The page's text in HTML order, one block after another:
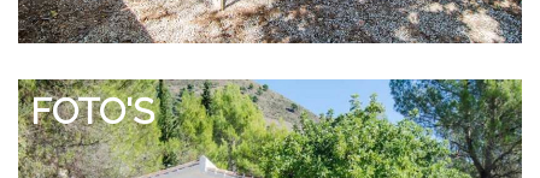
FOTO'S